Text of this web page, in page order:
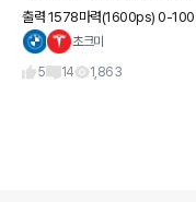
출력 1578마력(1600ps) 0-
: 420km/h(261m/h) ...비행긴가..!
초크미
5
14 1,863